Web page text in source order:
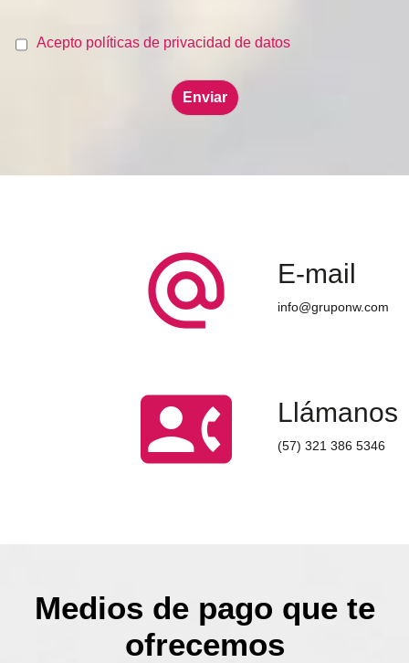
Acepto políticas de privacidad de datos
alternate_email E-mail
info@gruponw.com
contact_phone Llámanos
(57) 321 386 5346
Medios de pago que te
ofrecemos